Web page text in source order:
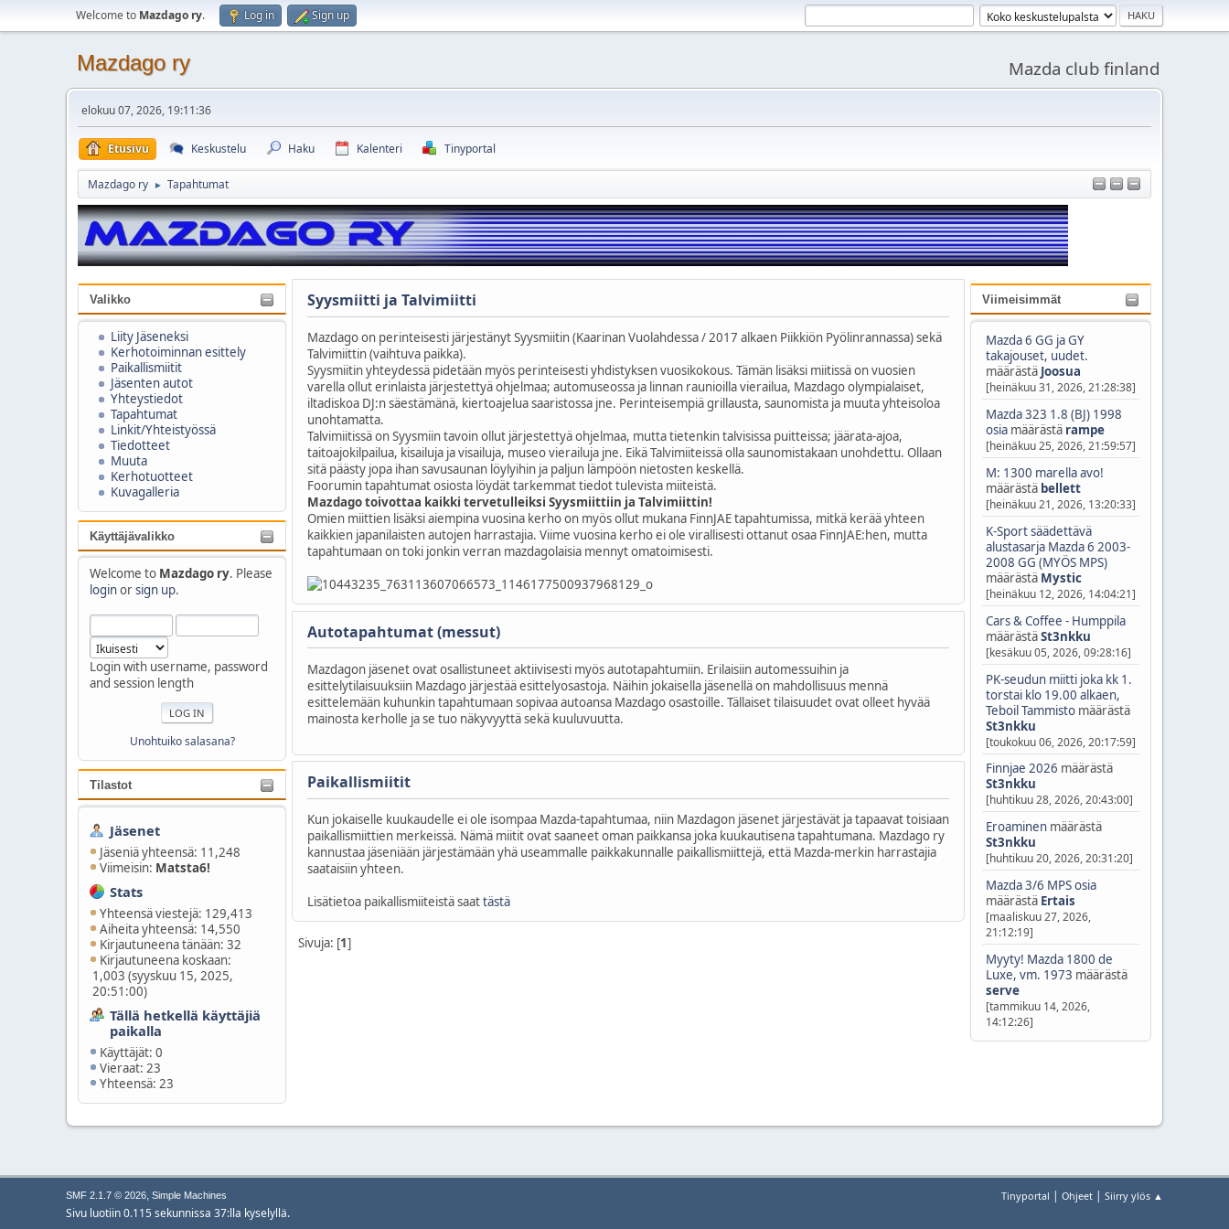
Welcome to Mazdago ry. Log in Sign up
Mazdago ry Mazda club finland
elokuu 07, 2026, 19:11:36
Etusivu Keskustelu Haku Kalenteri Tinyportal
Mazdago ry ► Tapahtumat
Valikko
Liity Jäseneksi
Kerhotoiminnan esittely
Paikallismiitit
Jäsenten autot
Yhteystiedot
Tapahtumat
Linkit/Yhteistyössä
Tiedotteet
Muuta
Kerhotuotteet
Kuvagalleria
Käyttäjävalikko
Welcome to Mazdago ry. Please
loginorsign up.
Login with username, password
and session length
Unohtuiko salasana?
Tilastot
Jäsenet
Jäseniä yhteensä: 11,248
Viimeisin: Matsta6!
Stats
Yhteensä viestejä: 129,413
Aiheita yhteensä: 14,550
Kirjautuneena tänään: 32
Kirjautuneena koskaan:
1,003 (syyskuu 15, 2025,
20:51:00)
Tällä hetkellä käyttäjiä
paikalla
Käyttäjät: 0
Vieraat: 23
Yhteensä: 23
Viimeisimmät
Mazda 6 GG ja GY
takajouset, uudet.
määrästä Joosua
[heinäkuu 31, 2026, 21:28:38]
Mazda 323 1.8 (BJ) 1998
osiamäärästä rampe
[heinäkuu 25, 2026, 21:59:57]
M: 1300 marella avo!
määrästä bellett
[heinäkuu 21, 2026, 13:20:33]
K-Sport säädettävä
alustasarja Mazda 6 2003-
2008 GG (MYÖS MPS)
määrästä Mystic
[heinäkuu 12, 2026, 14:04:21]
Cars & Coffee - Humppila
määrästäSt3nkku
[kesäkuu 05, 2026, 09:28:16]
PK-seudun miitti joka kk 1.
torstai klo 19.00 alkaen,
Teboil Tammistomäärästä
St3nkku
[toukokuu 06, 2026, 20:17:59]
Finnjae 2026 määrästä
St3nkku
[huhtikuu 28, 2026, 20:43:00]
Eroaminenmäärästä
St3nkku
[huhtikuu 20, 2026, 20:31:20]
Mazda 3/6 MPS osia
määrästä Ertais
[maaliskuu 27, 2026,
21:12:19]
Myyty! Mazda 1800 de
Luxe, vm. 1973 määrästä
serve
[tammikuu 14, 2026,
14:12:26]
Syysmiitti ja Talvimiitti
Mazdago on perinteisesti järjestänyt Syysmiitin (Kaarinan Vuolahdessa / 2017 alkaen Piikkiön Pyölinrannassa) sekä
Talvimiittin (vaihtuva paikka).
Syysmiitin yhteydessä pidetään myös perinteisesti yhdistyksen vuosikokous. Tämän lisäksi miitissä on vuosien
varella ollut erinlaista järjestettyä ohjelmaa; automuseossa ja linnan raunioilla vierailua, Mazdago olympialaiset,
iltadiskoa DJ:n säestämänä, kiertoajelua saaristossa jne. Perinteisempiä grillausta, saunomista ja muuta yhteisoloa
unohtamatta.
Talvimiitissä on Syysmiin tavoin ollut järjestettyä ohjelmaa, mutta tietenkin talvisissa puitteissa; jäärata-ajoa,
taitoajokilpailua, kisailuja ja visailuja, museo vierailuja jne. Eikä Talvimiiteissä olla saunomistakaan unohdettu. Ollaan
sitä päästy jopa ihan savusaunan löylyihin ja paljun lämpöön nietosten keskellä.
Foorumin tapahtumat osiosta löydät tarkemmat tiedot tulevista miiteistä.
Mazdago toivottaa kaikki tervetulleiksi Syysmiittiin ja Talvimiittin!
Omien miittien lisäksi aiempina vuosina kerho on myös ollut mukana FinnJAE tapahtumissa, mitkä kerää yhteen
kaikkien japanilaisten autojen harrastajia. Viime vuosina kerho ei ole virallisesti ottanut osaa FinnJAE:hen, mutta
tapahtumaan on toki jonkin verran mazdagolaisia mennyt omatoimisesti.
Autotapahtumat (messut)
Mazdagon jäsenet ovat osallistuneet aktiivisesti myös autotapahtumiin. Erilaisiin automessuihin ja
esittelytilaisuuksiin Mazdago järjestää esittelyosastoja. Näihin jokaisella jäsenellä on mahdollisuus mennä
esittelemään kuhunkin tapahtumaan sopivaa autoansa Mazdago osastoille. Tällaiset tilaisuudet ovat olleet hyvää
mainosta kerholle ja se tuo näkyvyyttä sekä kuuluvuutta.
Paikallismiitit
Kun jokaiselle kuukaudelle ei ole isompaa Mazda-tapahtumaa, niin Mazdagon jäsenet järjestävät ja tapaavat toisiaan
paikallismiittien merkeissä. Nämä miitit ovat saaneet oman paikkansa joka kuukautisena tapahtumana. Mazdago ry
kannustaa jäseniään järjestämään yhä useammalle paikkakunnalle paikallismiittejä, että Mazda-merkin harrastajia
saataisiin yhteen.
Lisätietoa paikallismiiteistä saattästä
Sivuja: [1]
Tinyportal | Ohjeet | Siirry ylös ▲
SMF 2.1.7 © 2026, Simple Machines
Sivu luotiin 0.115 sekunnissa 37:lla kyselyllä.